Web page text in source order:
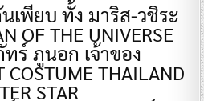
เพียบ ทั้ง มาริส-วชิระ
OF THE UNIVERSE
ร์ ภูนอก เจ้าของ
THAILAND
STAR